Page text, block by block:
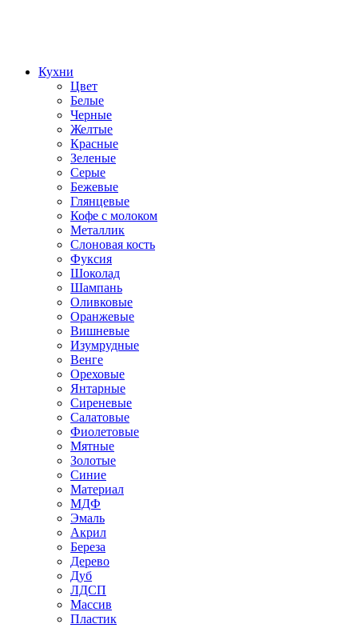
Кухни
Цвет
Белые
Черные
Желтые
Красные
Зеленые
Серые
Бежевые
Глянцевые
Кофе с молоком
Металлик
Слоновая кость
Фуксия
Шоколад
Шампань
Оливковые
Оранжевые
Вишневые
Изумрудные
Венге
Ореховые
Янтарные
Сиреневые
Салатовые
Фиолетовые
Мятные
Золотые
Синие
Материал
МДФ
Эмаль
Акрил
Береза
Дерево
Дуб
ЛДСП
Массив
Пластик